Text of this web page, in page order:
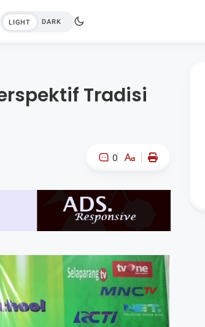
Tradisi
0
A-